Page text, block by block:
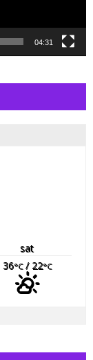
04:31
sat
36°C/ 22°C